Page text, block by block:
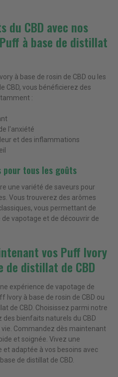
du CBD avec nos
à base de distillat
à base de rosin de CBD ou les
CBD, vous bénéficierez des
:
l'anxiété
et des inflammations
pour tous les goûts
une variété de saveurs pour
Vous trouverez des arômes
vous permettant de
vapotage et de découvrir de
vos Puff Ivory
de distillat de CBD
expérience de vapotage de
Ivory à base de rosin de CBD ou
de CBD. Choisissez parmi notre
bienfaits naturels du CBD
Commandez dès maintenant
et soignée. Vivez une
adaptée à vos besoins avec
de distillat de CBD.